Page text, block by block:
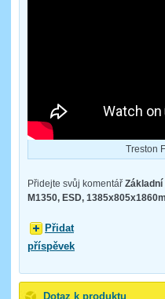
Treston
Přidejte svůj komentář Základní
M1350, ESD,
Přidat
příspěvek
Dotaz k produktu